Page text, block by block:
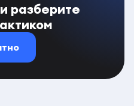
разберите